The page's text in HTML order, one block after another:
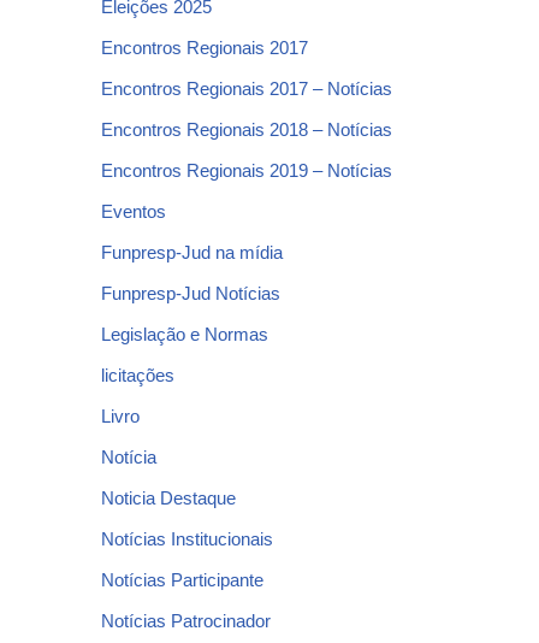
Eleições 2025
Encontros Regionais 2017
Encontros Regionais 2017 – Notícias
Encontros Regionais 2018 – Notícias
Encontros Regionais 2019 – Notícias
Eventos
Funpresp-Jud na mídia
Funpresp-Jud Notícias
Legislação e Normas
licitações
Livro
Notícia
Noticia Destaque
Notícias Institucionais
Notícias Participante
Notícias Patrocinador